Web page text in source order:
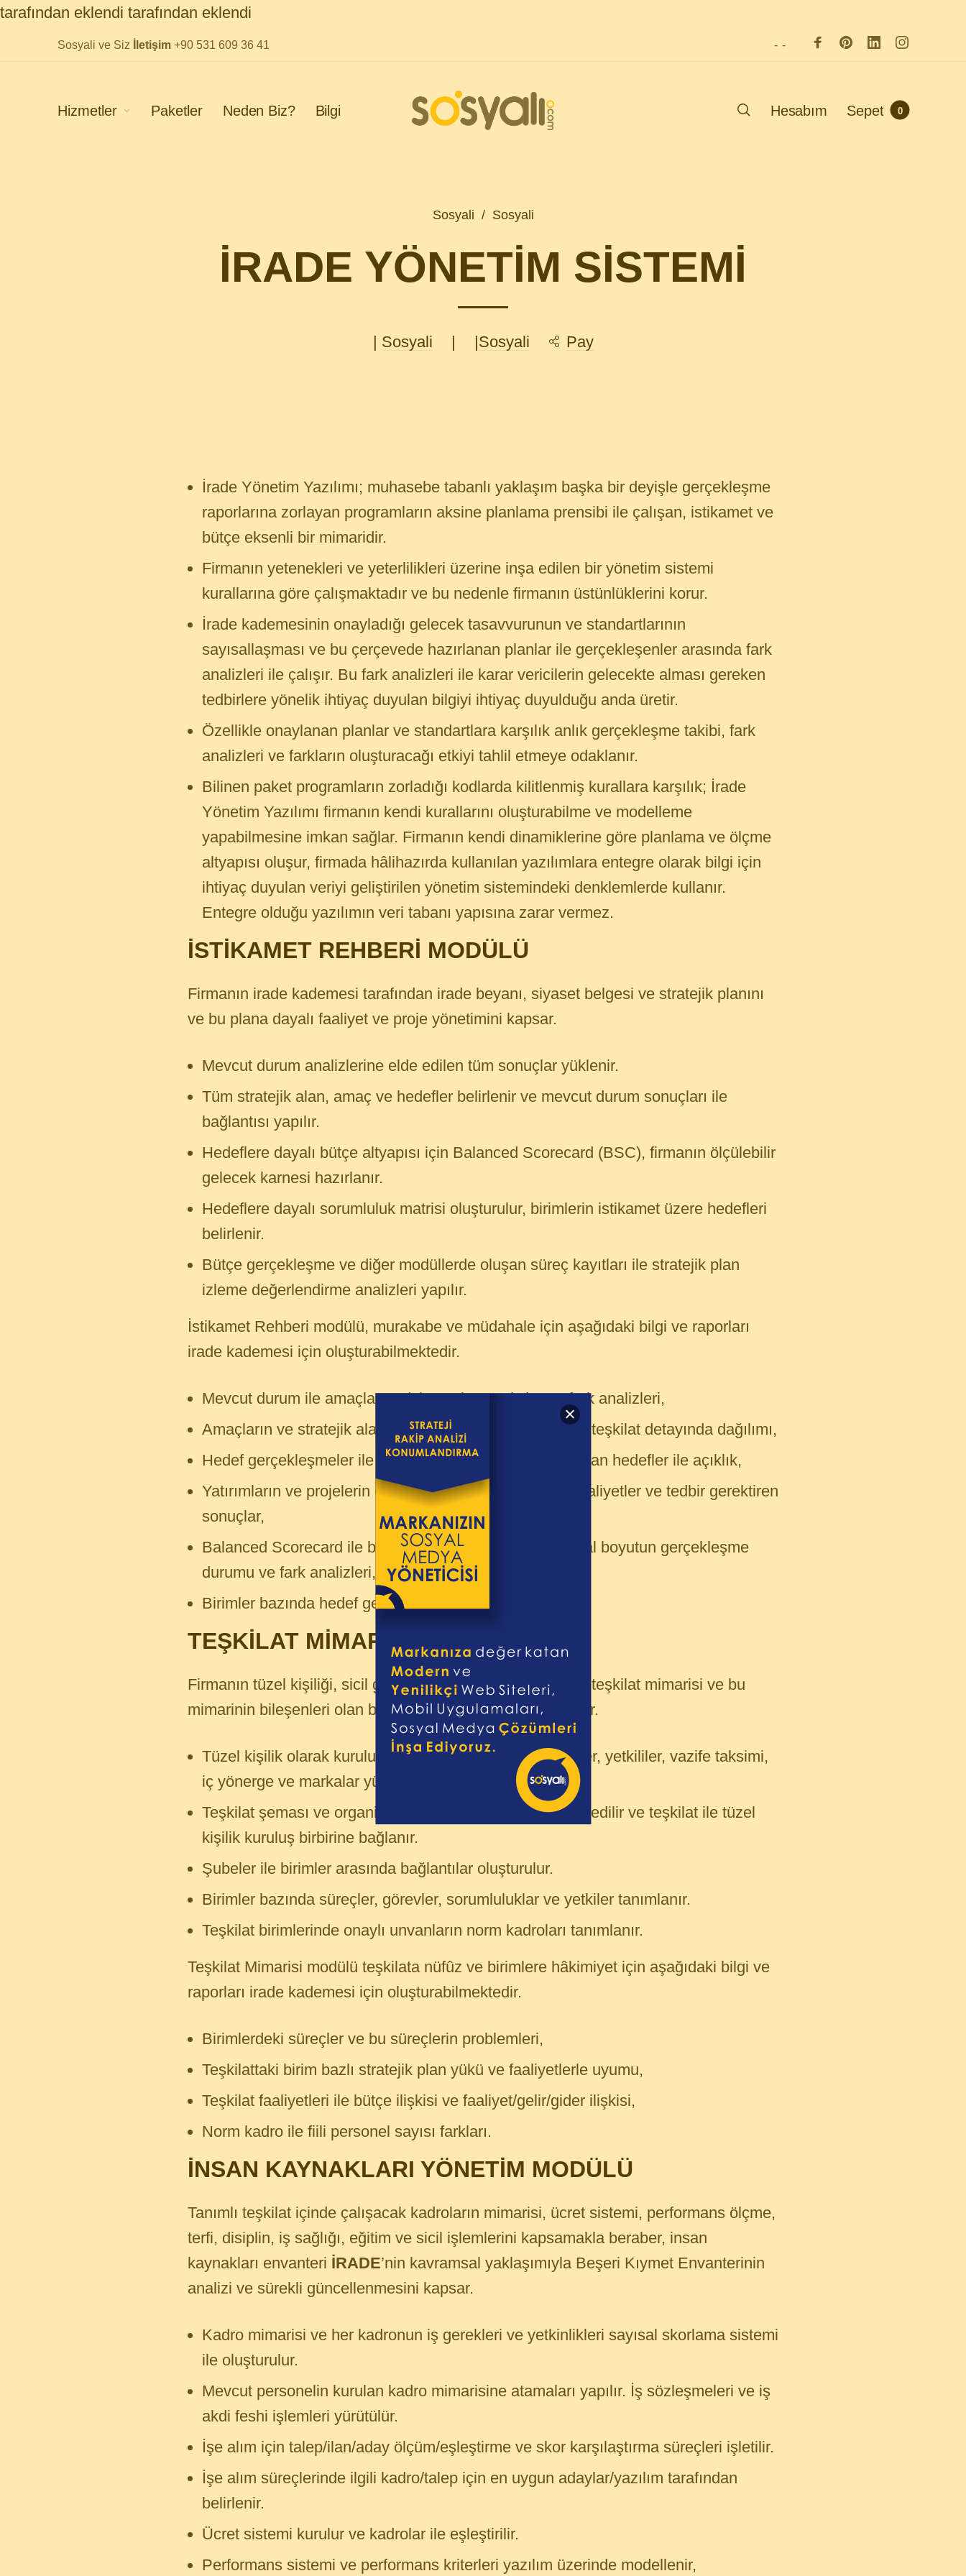
tarafından eklendi tarafından eklendi
Sosyali ve Siz İletişim +90 531 609 36 41 - -
Hizmetler Paketler Neden Biz? Bilgi Hesabım Sepet 0
Sosyali / Sosyali
İRADE YÖNETİM SİSTEMİ
| Sosyali | |Sosyali Pay
İrade Yönetim Yazılımı; muhasebe tabanlı yaklaşım başka bir deyişle gerçekleşme
raporlarına zorlayan programların aksine planlama prensibi ile çalışan, istikamet ve
bütçe eksenli bir mimaridir.
Firmanın yetenekleri ve yeterlilikleri üzerine inşa edilen bir yönetim sistemi
kurallarına göre çalışmaktadır ve bu nedenle firmanın üstünlüklerini korur.
İrade kademesinin onayladığı gelecek tasavvurunun ve standartlarının
sayısallaşması ve bu çerçevede hazırlanan planlar ile gerçekleşenler arasında fark
analizleri ile çalışır. Bu fark analizleri ile karar vericilerin gelecekte alması gereken
tedbirlere yönelik ihtiyaç duyulan bilgiyi ihtiyaç duyulduğu anda üretir.
Özellikle onaylanan planlar ve standartlara karşılık anlık gerçekleşme takibi, fark
analizleri ve farkların oluşturacağı etkiyi tahlil etmeye odaklanır.
Bilinen paket programların zorladığı kodlarda kilitlenmiş kurallara karşılık; İrade
Yönetim Yazılımı firmanın kendi kurallarını oluşturabilme ve modelleme
yapabilmesine imkan sağlar. Firmanın kendi dinamiklerine göre planlama ve ölçme
altyapısı oluşur, firmada hâlihazırda kullanılan yazılımlara entegre olarak bilgi için
ihtiyaç duyulan veriyi geliştirilen yönetim sistemindeki denklemlerde kullanır.
Entegre olduğu yazılımın veri tabanı yapısına zarar vermez.
İSTİKAMET REHBERİ MODÜLÜ
Firmanın irade kademesi tarafından irade beyanı, siyaset belgesi ve stratejik planını
ve bu plana dayalı faaliyet ve proje yönetimini kapsar.
Mevcut durum analizlerine elde edilen tüm sonuçlar yüklenir.
Tüm stratejik alan, amaç ve hedefler belirlenir ve mevcut durum sonuçları ile
bağlantısı yapılır.
Hedeflere dayalı bütçe altyapısı için Balanced Scorecard (BSC), firmanın ölçülebilir
gelecek karnesi hazırlanır.
Hedeflere dayalı sorumluluk matrisi oluşturulur, birimlerin istikamet üzere hedefleri
belirlenir.
Bütçe gerçekleşme ve diğer modüllerde oluşan süreç kayıtları ile stratejik plan
izleme değerlendirme analizleri yapılır.
İstikamet Rehberi modülü, murakabe ve müdahale için aşağıdaki bilgi ve raporları
irade kademesi için oluşturabilmektedir.
Mevcut durum ile amaçlanan (olması istenen) durum fark analizleri,
Amaçların ve stratejik alanların genel durumu, farklar ve teşkilat detayında dağılımı,
Hedef gerçekleşmeler ile mevcut durum farkı ve onaylanan hedefler ile açıklık,
Yatırımların ve projelerin genel durumu, kritik projeler, faaliyetler ve tedbir gerektiren
sonuçlar,
Balanced Scorecard ile bütçe entegrasyonundan finansal boyutun gerçekleşme
durumu ve fark analizleri,
Birimler bazında hedef gerçekleşmeler ve farklar.
TEŞKİLAT MİMARİSİ MODÜLÜ
Firmanın tüzel kişiliği, sicil gazetesi, markaları, şubeleri ile teşkilat mimarisi ve bu
mimarinin bileşenleri olan birimlerin düzenlenmesini kapsar.
Tüzel kişilik olarak kuruluşa ait tüm resmî veriler, adresler, yetkililer, vazife taksimi,
iç yönerge ve markalar yüklenir.
Teşkilat şeması ve organizasyon yapısı veri olarak kayıt edilir ve teşkilat ile tüzel
kişilik kuruluş birbirine bağlanır.
Şubeler ile birimler arasında bağlantılar oluşturulur.
Birimler bazında süreçler, görevler, sorumluluklar ve yetkiler tanımlanır.
Teşkilat birimlerinde onaylı unvanların norm kadroları tanımlanır.
Teşkilat Mimarisi modülü teşkilata nüfûz ve birimlere hâkimiyet için aşağıdaki bilgi ve
raporları irade kademesi için oluşturabilmektedir.
Birimlerdeki süreçler ve bu süreçlerin problemleri,
Teşkilattaki birim bazlı stratejik plan yükü ve faaliyetlerle uyumu,
Teşkilat faaliyetleri ile bütçe ilişkisi ve faaliyet/gelir/gider ilişkisi,
Norm kadro ile fiili personel sayısı farkları.
İNSAN KAYNAKLARI YÖNETİM MODÜLÜ
Tanımlı teşkilat içinde çalışacak kadroların mimarisi, ücret sistemi, performans ölçme,
terfi, disiplin, iş sağlığı, eğitim ve sicil işlemlerini kapsamakla beraber, insan
kaynakları envanteri İRADE’nin kavramsal yaklaşımıyla Beşeri Kıymet Envanterinin
analizi ve sürekli güncellenmesini kapsar.
Kadro mimarisi ve her kadronun iş gerekleri ve yetkinlikleri sayısal skorlama sistemi
ile oluşturulur.
Mevcut personelin kurulan kadro mimarisine atamaları yapılır. İş sözleşmeleri ve iş
akdi feshi işlemleri yürütülür.
İşe alım için talep/ilan/aday ölçüm/eşleştirme ve skor karşılaştırma süreçleri işletilir.
İşe alım süreçlerinde ilgili kadro/talep için en uygun adaylar/yazılım tarafından
belirlenir.
Ücret sistemi kurulur ve kadrolar ile eşleştirilir.
Performans sistemi ve performans kriterleri yazılım üzerinde modellenir,